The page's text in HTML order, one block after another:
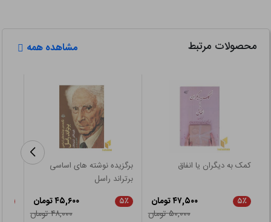
محصولات مرتبط مشاهده همه
کمک به دیگران یا انفاق
۵٪
۴۷,۵۰۰ تومان
۵۰,۰۰۰ تومان
برگزیده نوشته های اساسی
برتراند راسل
۵٪
۴۵,۶۰۰ تومان
۴۸,۰۰۰ تومان